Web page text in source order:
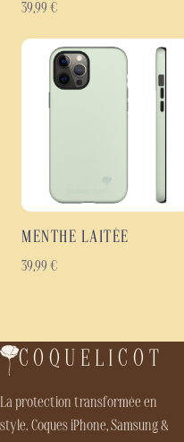
39,99 €
MENTHE LAITÉE
39,99 €
COQUELICOT
La protection transformée en
style. Coques iPhone, Samsung &